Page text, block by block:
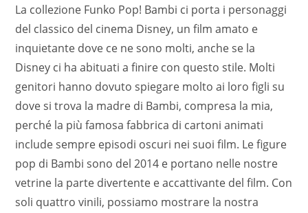
La collezione Funko Pop! Bambi ci porta i personaggi
del classico del cinema Disney, un film amato e
inquietante dove ce ne sono molti, anche se la
Disney ci ha abituati a finire con questo stile. Molti
genitori hanno dovuto spiegare molto ai loro figli su
dove si trova la madre di Bambi, compresa la mia,
perché la più famosa fabbrica di cartoni animati
include sempre episodi oscuri nei suoi film. Le figure
pop di Bambi sono del 2014 e portano nelle nostre
vetrine la parte divertente e accattivante del film. Con
soli quattro vinili, possiamo mostrare la nostra